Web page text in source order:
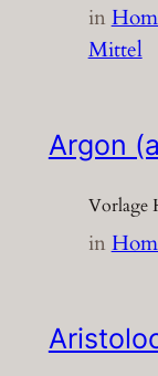
in
Mittel
Argon
Vorlage
in